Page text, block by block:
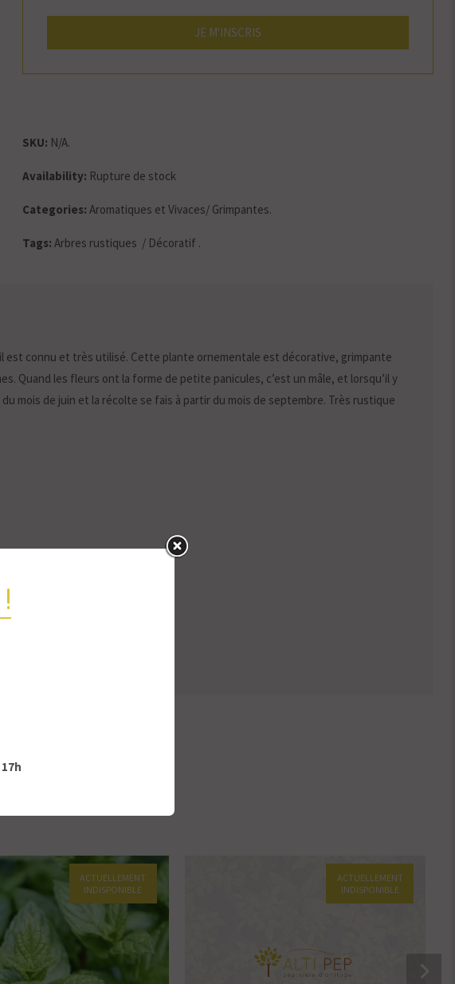
SKU: N/A.
Availability: Rupture de stock
Categories: Aromatiques et Vivaces/ Grimpantes.
Tags: Arbres rustiques / Décoratif .
est connu et très utilisé. Cette plante ornementale est décorative, grimpante
Quand les fleurs ont la forme de petite panicules, c’est un mâle, et lorsqu’il y
mois de juin et la récolte se fais à partir du mois de septembre. Très rustique
ACTUELLEMENT
INDISPONIBLE
ACTUELLEMENT
INDISPONIBLE
17h